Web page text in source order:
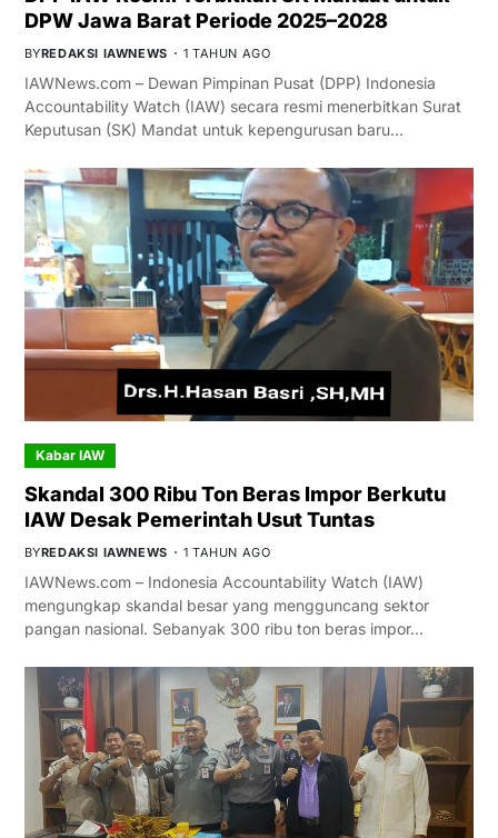
DPW Jawa Barat Periode 2025–2028
BYREDAKSI IAWNEWS 1 TAHUN AGO
IAWNews.com – Dewan Pimpinan Pusat (DPP) Indonesia
Accountability Watch (IAW) secara resmi menerbitkan Surat
Keputusan (SK) Mandat untuk kepengurusan baru…
Kabar IAW
Skandal 300 Ribu Ton Beras Impor Berkutu
IAW Desak Pemerintah Usut Tuntas
BYREDAKSI IAWNEWS 1 TAHUN AGO
IAWNews.com – Indonesia Accountability Watch (IAW)
mengungkap skandal besar yang mengguncang sektor
pangan nasional. Sebanyak 300 ribu ton beras impor…